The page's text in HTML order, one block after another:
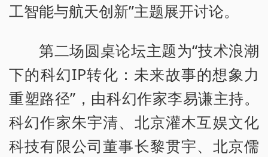
工智能与航天创新”主题展开讨论。
第二场圆桌论坛主题为“技术浪潮
下的科幻IP转化：未来故事的想象力
重塑路径”，由科幻作家李易谦主持。
科幻作家朱宇清、北京灌木互娱文化
科技有限公司董事长黎贯宇、北京儒